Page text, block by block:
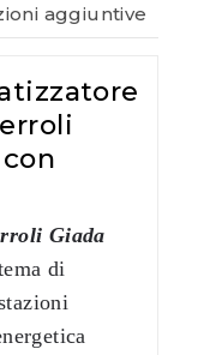
aggiuntive
con
Giada
di